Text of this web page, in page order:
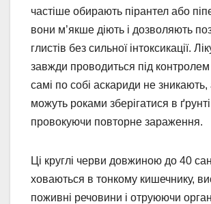
частіше обирають пірантел або
вони м’якше діють і дозволяють
глистів без сильної інтоксикації.
завжди проводиться під контролем
самі по собі аскариди не зникають,
можуть роками зберігатися в
провокуючи повторне зараження.
Ці круглі черви довжиною до 40
ховаються в тонкому кишечнику,
поживні речовини і отруюючи